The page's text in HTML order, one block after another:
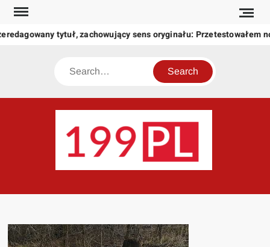
Skip
content
tytuł, zachowujący sens oryginału: Przetestowałem
Search
świat